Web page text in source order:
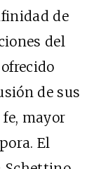
de
del
de sus
mayor
El